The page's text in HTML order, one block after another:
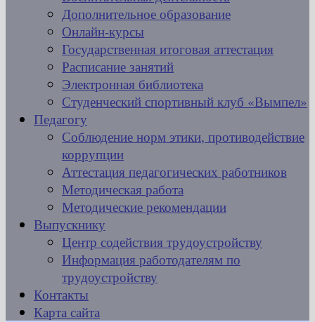
Дополнительное образование
Онлайн-курсы
Государственная итоговая аттестация
Расписание занятий
Электронная библиотека
Студенческий спортивный клуб «Вымпел»
Педагогу
Соблюдение норм этики, противодействие
коррупции
Аттестация педагогических работников
Методическая работа
Методические рекомендации
Выпускнику
Центр содействия трудоустройству
Информация работодателям по
трудоустройству
Контакты
Карта сайта